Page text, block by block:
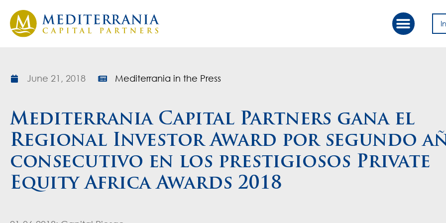
June 21, 2018 Mediterrania in the Press
Mediterrania Capital Partners gana el
Regional Investor Award por segundo
consecutivo en los prestigiosos Private
Equity Africa Awards 2018